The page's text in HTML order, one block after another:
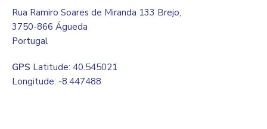
Rua Ramiro Soares de Miranda 133 Brejo,
3750-866 Águeda
Portugal
GPS Latitude: 40.545021
Longitude: -8.447488